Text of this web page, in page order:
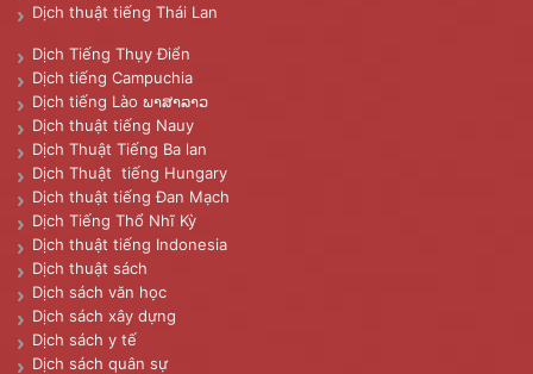
Dịch thuật tiếng Thái Lan
Dịch Tiếng Thụy Điển
Dịch tiếng Campuchia
Dịch tiếng Lào ພາສາລາວ
Dịch thuật tiếng Nauy
Dịch Thuật Tiếng Ba lan
Dịch Thuật tiếng Hungary
Dịch thuật tiếng Đan Mạch
Dịch Tiếng Thổ Nhĩ Kỳ
Dịch thuật tiếng Indonesia
Dịch thuật sách
Dịch sách văn học
Dịch sách xây dựng
Dịch sách y tế
Dịch sách quân sự